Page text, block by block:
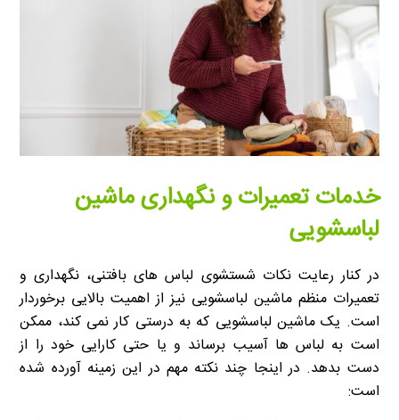
خدمات تعمیرات و نگهداری ماشین
لباسشویی
در کنار رعایت نکات شستشوی لباس های بافتنی، نگهداری و
تعمیرات منظم ماشین لباسشویی نیز از اهمیت بالایی برخوردار
است. یک ماشین لباسشویی که به درستی کار نمی کند، ممکن
است به لباس ها آسیب برساند و یا حتی کارایی خود را از
دست بدهد. در اینجا چند نکته مهم در این زمینه آورده شده
است: